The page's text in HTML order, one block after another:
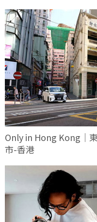
Only in Hong Kong｜
市-香港